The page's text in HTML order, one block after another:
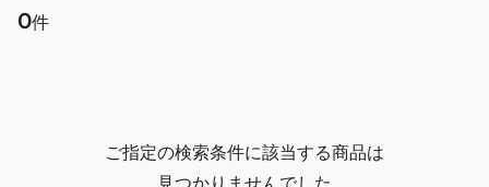
0件
ご指定の検索条件に該当する商品は